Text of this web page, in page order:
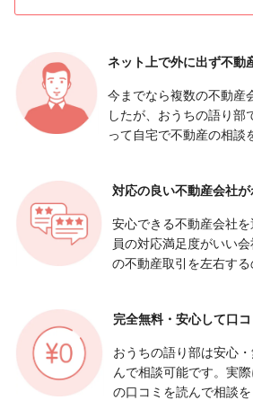
ネット上で外に出ず不動
今までなら複数の不動産
したが、おうちの語り部
って自宅で不動産の相談
対応の良い不動産会社が
安心できる不動産会社
員の対応満足度がいい
の不動産取引を左右する
完全無料・安心して口
おうちの語り部は安心
んで相談可能です。実
の口コミを読んで相談を